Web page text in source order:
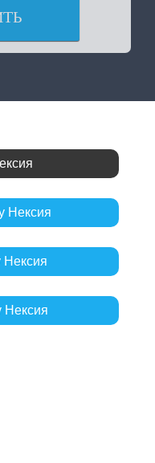
Нексия
Нексия
Нексия